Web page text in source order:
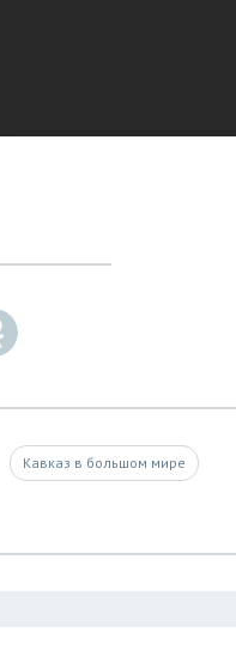
Кавказ в большом мире